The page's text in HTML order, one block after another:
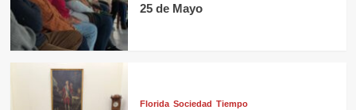
25 de Mayo
Florida Sociedad Tiempo